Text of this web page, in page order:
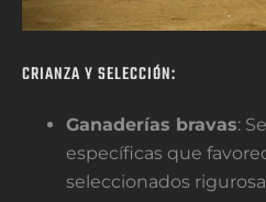
CRIANZA Y SELECCIÓN:
Ganaderías bravas:
específicas que
seleccionados